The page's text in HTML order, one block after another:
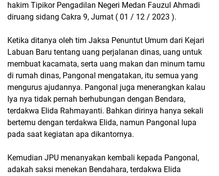
hakim Tipikor Pengadilan Negeri Medan Fauzul Ahmadi
diruang sidang Cakra 9, Jumat ( 01 / 12 / 2023 ).
Ketika ditanya oleh tim Jaksa Penuntut Umum dari Kejari
Labuan Baru tentang uang perjalanan dinas, uang untuk
membuat kacamata, serta uang makan dan minum tamu
di rumah dinas, Pangonal mengatakan, itu semua yang
mengurus ajudannya. Pangonal juga menerangkan kalau
Iya nya tidak pernah berhubungan dengan Bendara,
terdakwa Elida Rahmayanti. Bahkan dirinya hanya sekali
bertemu dengan terdakwa Elida, namun Pangonal lupa
pada saat kegiatan apa dikantornya.
Kemudian JPU menanyakan kembali kepada Pangonal,
adakah saksi menekan Bendahara, terdakwa Elida